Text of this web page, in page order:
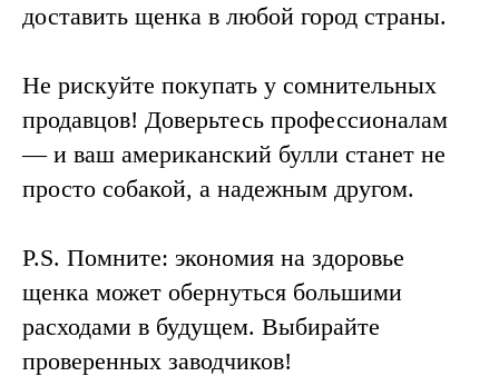
доставить щенка в любой город страны.
Не рискуйте покупать у сомнительных
продавцов! Доверьтесь профессионалам
— и ваш американский булли станет не
просто собакой, а надежным другом.
P.S. Помните: экономия на здоровье
щенка может обернуться большими
расходами в будущем. Выбирайте
проверенных заводчиков!